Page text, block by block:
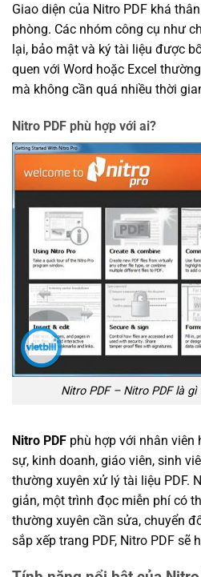
Giao diện của Nitro PDF khá
phòng. Các nhóm công cụ như
lại, bảo mật và ký tài liệu được
quen với Word hoặc Excel
mà không cần quá nhiều thời
Nitro PDF phù hợp với ai?
Nitro PDF – Nitro PDF là
Nitro PDF phù hợp với nhân viên
sự, kinh doanh, giáo viên, sinh
thường xuyên xử lý tài liệu PDF.
giản, một trình đọc miễn phí có
thường xuyên cần sửa, chuyển
sắp xếp trang PDF, Nitro PDF sẽ